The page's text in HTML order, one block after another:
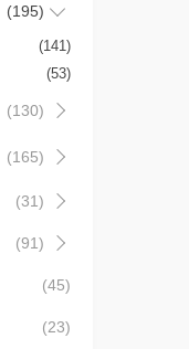
(195)
(141)
(53)
(130)
(165)
(31)
(91)
(45)
(23)